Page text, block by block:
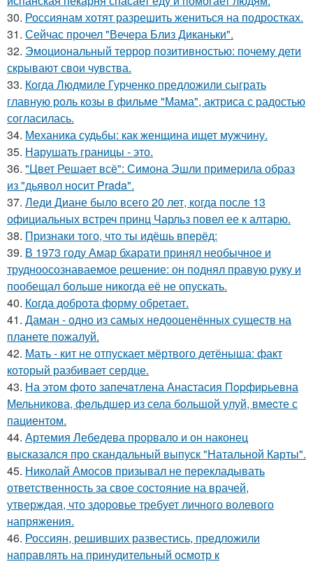
30. Россиянам хотят разрешить жениться на подростках.
31. Сейчас прочел "Вечера Близ Диканьки".
32. Эмоциональный террор позитивностью: почему дети
скрывают свои чувства.
33. Когда Людмиле Гурченко предложили сыграть
главную роль козы в фильме "Мама", актриса с радостью
согласилась.
34. Механика судьбы: как женщина ищет мужчину.
35. Нарушать границы - это.
36. "Цвет Решает всё": Симона Эшли примерила образ
из "дьявол носит Prada".
37. Леди Диане было всего 20 лет, когда после 13
официальных встреч принц Чарльз повел ее к алтарю.
38. Признаки того, что ты идёшь вперёд:
39. В 1973 году Амар бхарати принял необычное и
трудноосознаваемое решение: он поднял правую руку и
пообещал больше никогда её не опускать.
40. Когда доброта форму обретает.
41. Даман - одно из самых недооценённых существ на
планете пожалуй.
42. Мать - кит не отпускает мёртвого детёныша: факт
который разбивает сердце.
43. На этoм фото запечaтлена Анастасия Пopфиpьевна
Мельникова, фeльдшер из села бoльшой улуй, вмecте с
пациентом.
44. Артемия Лебедева прорвало и он наконец
высказался про скандальный выпуск "Натальной Карты".
45. Николай Амосов призывал не перекладывать
ответственность за свое состояние на врачей,
утверждая, что здоровье требует личного волевого
напряжения.
46. Россиян, решивших развестись, предложили
направлять на принудительный осмотр к